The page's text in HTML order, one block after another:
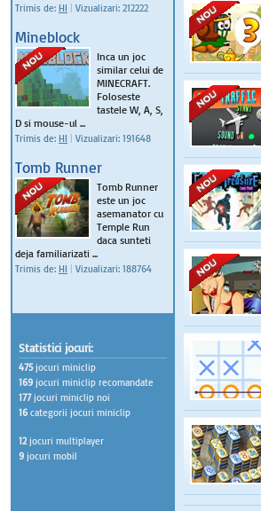
Trimis de: HI Vizualizari: 212222
Mineblock
Inca un joc
similar celui de
MINECRAFT.
Foloseste
tastele W, A, S,
D si mouse-ul ...
Trimis de: HI Vizualizari: 191648
Tomb Runner
Tomb Runner
este un joc
asemanator cu
Temple Run
daca sunteti
deja familiarizati ...
Trimis de: HI Vizualizari: 188764
Statistici jocuri:
475jocuri miniclip
169 jocuri miniclip recomandate
177jocuri miniclip noi
16 categorii jocuri miniclip
12jocuri multiplayer
9 jocuri mobil